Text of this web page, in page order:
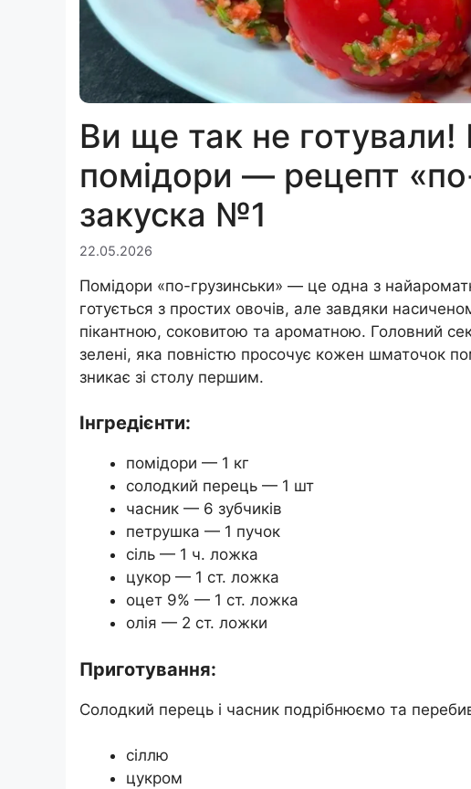
Ви ще так не готували!
помідори — рецепт
закуска №1
22.05.2026
Помідори «по-грузинськи» — це одна з
готується з простих овочів, але завдяки
пікантною, соковитою та ароматною. Головний
зелені, яка повністю просочує кожен шматочок
зникає зі столу першим.
Інгредієнти:
помідори — 1 кг
солодкий перець — 1 шт
часник — 6 зубчиків
петрушка — 1 пучок
сіль — 1 ч. ложка
цукор — 1 ст. ложка
оцет 9% — 1 ст. ложка
олія — 2 ст. ложки
Приготування:
Солодкий перець і часник подрібнюємо та
сіллю
цукром